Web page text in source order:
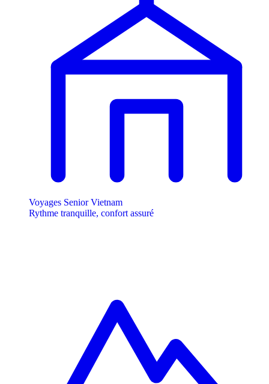
Voyages Senior Vietnam
Rythme tranquille, confort assuré